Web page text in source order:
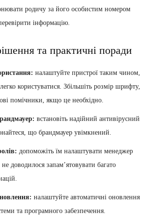
родичу за його особистим номером
інформацію.
та практичні поради
налаштуйте пристрої таким чином,
користуватися. Збільшіть розмір шрифту,
помічники, якщо це необхідно.
встановіть надійний антивірусний
що брандмауер увімкнений.
допоможіть їм налаштувати менеджер
доводилося запам’ятовувати багато
налаштуйте автоматичні оновлення
та програмного забезпечення.